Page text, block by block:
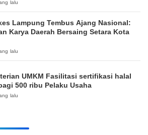
lalu
Lampung Tembus Ajang Nasional:
Karya Daerah Bersaing Setara Kota
lalu
UMKM Fasilitasi sertifikasi halal
500 ribu Pelaku Usaha
lalu